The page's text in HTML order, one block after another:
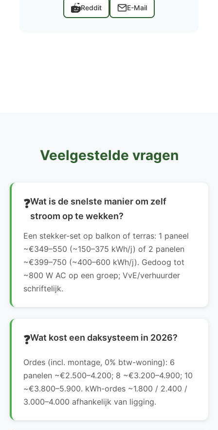
Reddit E-Mail
Veelgestelde vragen
Wat is de snelste manier om zelf
stroom op te wekken?
Een stekker-set op balkon of terras: 1 paneel
~€349–550 (~150–375 kWh/j) of 2 panelen
~€399–750 (~400–600 kWh/j). Gedoog tot
~800 W AC op een groep; VvE/verhuurder
schriftelijk.
Wat kost een daksysteem in 2026?
Ordes (incl. montage, 0% btw-woning): 6
panelen ~€2.500–4.200; 8 ~€3.200–4.900; 10
~€3.800–5.900. kWh-ordes ~1.800 / 2.400 /
3.000–4.000 afhankelijk van ligging.